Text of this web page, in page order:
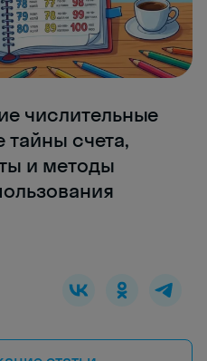
числительные
тайны счета,
и методы